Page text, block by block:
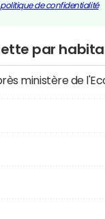
politique de confidentialité
par
ministère de